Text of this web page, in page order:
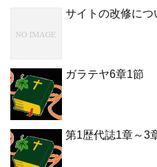
サイトの改修につ
ガラテヤ6章1節
第1歴代誌1章～3